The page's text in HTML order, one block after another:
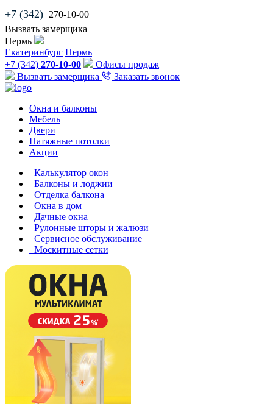
+7 (342) 270-10-00
Вызвать замерщика
Пермь
Екатеринбург Пермь
+7 (342) 270-10-00
Офисы продаж
Вызвать замерщика
Заказать звонок
Окна и балконы
Мебель
Двери
Натяжные потолки
Акции
Калькулятор окон
Балконы и лоджии
Отделка балкона
Окна в дом
Дачные окна
Рулонные шторы и жалюзи
Сервисное обслуживание
Москитные сетки